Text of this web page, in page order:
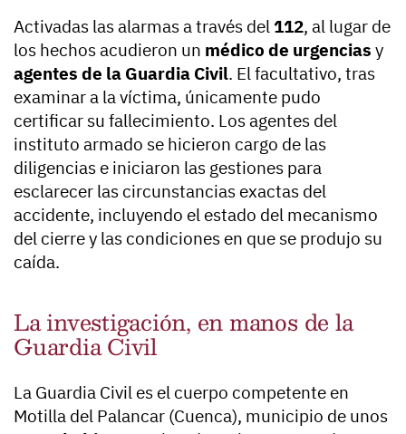
Activadas las alarmas a través del 112, al lugar de
los hechos acudieron un médico de urgencias y
agentes de la Guardia Civil. El facultativo, tras
examinar a la víctima, únicamente pudo
certificar su fallecimiento. Los agentes del
instituto armado se hicieron cargo de las
diligencias e iniciaron las gestiones para
esclarecer las circunstancias exactas del
accidente, incluyendo el estado del mecanismo
del cierre y las condiciones en que se produjo su
caída.
La investigación, en manos de la
Guardia Civil
La Guardia Civil es el cuerpo competente en
Motilla del Palancar (Cuenca), municipio de unos